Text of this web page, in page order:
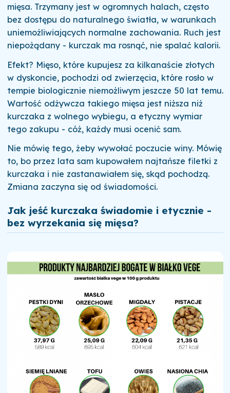
mięsa. Trzymany jest w ogromnych halach, często
bez dostępu do naturalnego światła, w warunkach
uniemożliwiających normalne zachowania. Ruch jest
niepożądany - kurczak ma rosnąć, nie spalać kalorii.
Efekt? Mięso, które kupujesz za kilkanaście złotych
w dyskoncie, pochodzi od zwierzęcia, które rosło w
tempie biologicznie niemożliwym jeszcze 50 lat temu.
Wartość odżywcza takiego mięsa jest niższa niż
kurczaka z wolnego wybiegu, a etyczny wymiar
tego zakupu - cóż, każdy musi ocenić sam.
Nie mówię tego, żeby wywołać poczucie winy. Mówię
to, bo przez lata sam kupowałem najtańsze filetki z
kurczaka i nie zastanawiałem się, skąd pochodzą.
Zmiana zaczyna się od świadomości.
Jak jeść kurczaka świadomie i etycznie -
bez wyrzekania się mięsa?